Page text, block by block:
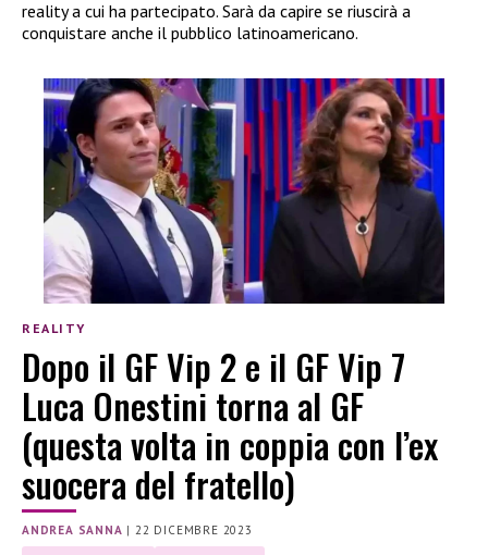
reality a cui ha partecipato. Sarà da capire se riuscirà a
conquistare anche il pubblico latinoamericano.
REALITY
Dopo il GF Vip 2 e il GF Vip 7
Luca Onestini torna al GF
(questa volta in coppia con l’ex
suocera del fratello)
ANDREA SANNA |22 DICEMBRE 2023